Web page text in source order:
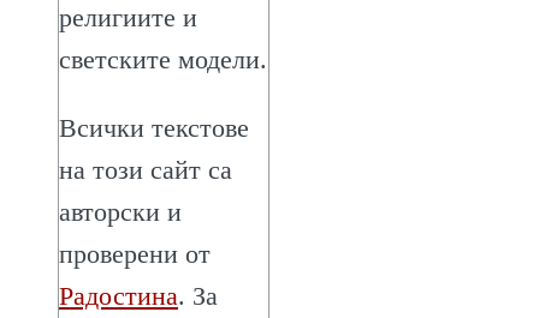
религиите и
светските модели.
Всички текстове
на този сайт са
авторски и
проверени от
Радостина. За